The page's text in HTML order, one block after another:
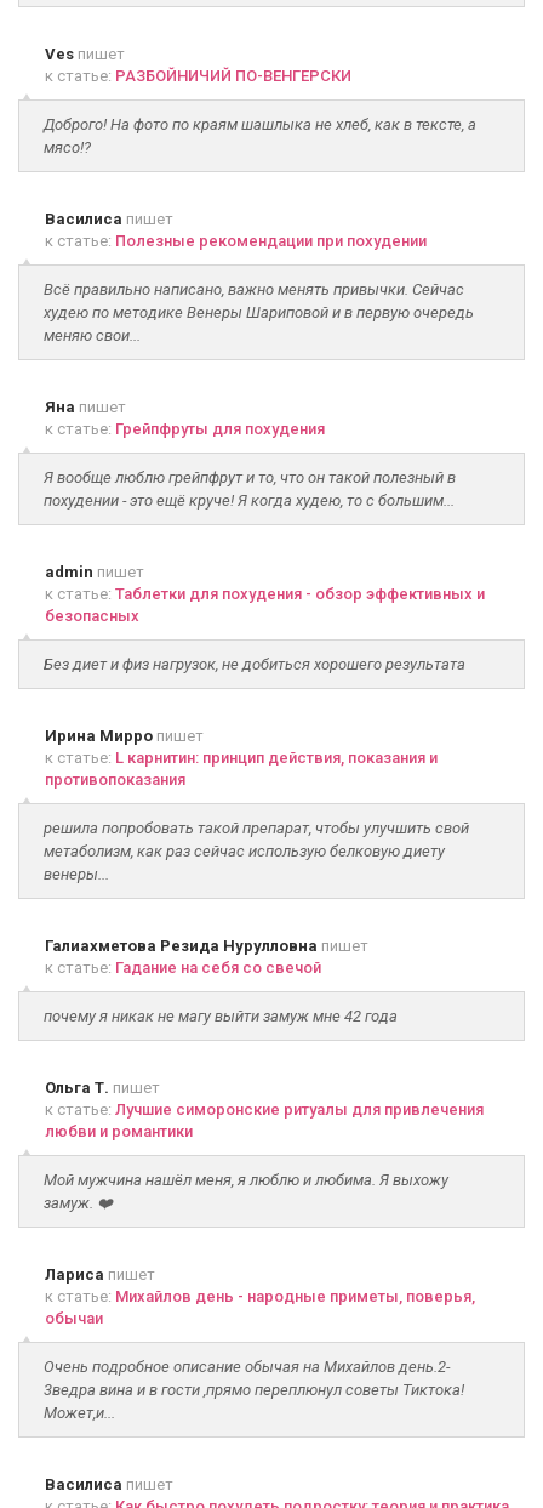
Ves пишет
к статье: РАЗБОЙНИЧИЙ ПО-ВЕНГЕРСКИ
Доброго! На фото по краям шашлыка не хлеб, как в тексте, а
мясо!?
Василиса пишет
к статье: Полезные рекомендации при похудении
Всё правильно написано, важно менять привычки. Сейчас
худею по методике Венеры Шариповой и в первую очередь
меняю свои...
Яна пишет
к статье: Грейпфруты для похудения
Я вообще люблю грейпфрут и то, что он такой полезный в
похудении - это ещё круче! Я когда худею, то с большим...
admin пишет
к статье: Таблетки для похудения - обзор эффективных и
безопасных
Без диет и физ нагрузок, не добиться хорошего результата
Ирина Мирро пишет
к статье: L карнитин: принцип действия, показания и
противопоказания
решила попробовать такой препарат, чтобы улучшить свой
метаболизм, как раз сейчас использую белковую диету
венеры...
Галиахметова Резида Нурулловна пишет
к статье: Гадание на себя со свечой
почему я никак не магу выйти замуж мне 42 года
Ольга Т. пишет
к статье: Лучшие симоронские ритуалы для привлечения
любви и романтики
Мой мужчина нашёл меня, я люблю и любима. Я выхожу
замуж. ❤️
Лариса пишет
к статье: Михайлов день - народные приметы, поверья,
обычаи
Очень подробное описание обычая на Михайлов день.2-
3ведра вина и в гости ,прямо переплюнул советы Тиктока!
Может,и...
Василиса пишет